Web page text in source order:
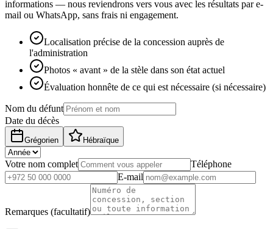
informations — nous reviendrons vers vous avec les résultats par e-
mail ou WhatsApp, sans frais ni engagement.
Localisation précise de la concession auprès de
l'administration
Photos « avant » de la stèle dans son état actuel
Évaluation honnête de ce qui est nécessaire (si nécessaire)
Nom du défunt
Date du décès
Grégorien Hébraïque
Votre nom complet
Téléphone
E-mail
Remarques (facultatif)